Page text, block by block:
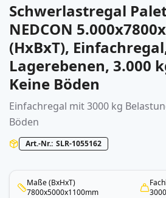
Zum
Anfang
der
Bildergalerie
springen
Schwerlastregal
NEDCON
(HxBxT),
Lagerebenen, 3.000
Keine Böden
Einfachregal mit 3000 kg
Böden
Art.-Nr. SLR-1055162
Maße (BxHxT)
7800x5000x1100mm